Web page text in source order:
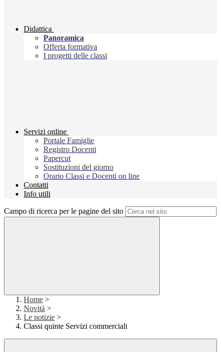
Didattica
Panoramica
Offerta formativa
I progetti delle classi
Servizi online
Portale Famiglie
Registro Docenti
Papercut
Sostituzioni del giorno
Orario Classi e Docenti on line
Contatti
Info utili
Campo di ricerca per le pagine del sito
Home >
Novità >
Le notizie >
Classi quinte Servizi commerciali